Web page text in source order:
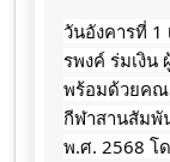
วันอังคารที่ 1
รพงค์ ร่มเงิน
พร้อมด้วยคณ
กีฬาสานสัมพั
พ.ศ. 2568 โ